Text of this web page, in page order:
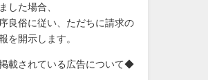
した場合、
良俗に従い、ただちに請求の
を開示します。
載されている広告について◆